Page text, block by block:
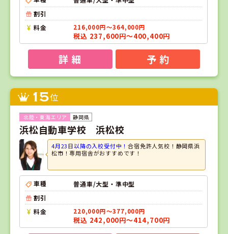
割引
料金
216,000円～364,000円
税込 237,600円～400,400円
詳 細 予 約
15位
静岡県
浜松自動車学校 浜松校
4月23日以降の入校受付中！合宿免許人気校！静岡県浜
松市！専用宿舎がおすすめです！
車種
普通車/大型・準中型
割引
料金
220,000円～377,000円
税込 242,000円～414,700円